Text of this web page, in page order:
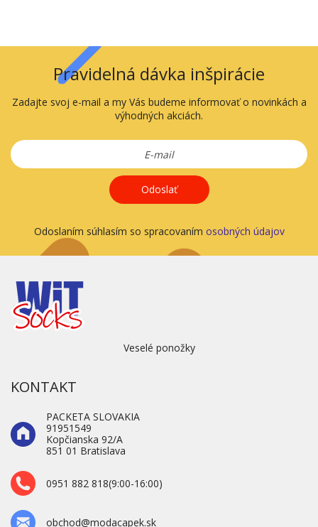
Pravidelná dávka inšpirácie
Zadajte svoj e-mail a my Vás budeme informovať o novinkách a
výhodných akciách.
Odoslať
Odoslaním súhlasím so spracovaním osobných údajov
Veselé ponožky
KONTAKT
PACKETA SLOVAKIA
91951549
Kopčianska 92/A
851 01 Bratislava
0951 882 818(9:00-16:00)
obchod@modacapek.sk